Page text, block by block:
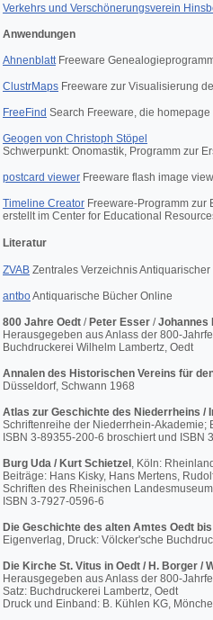
Verkehrs und Verschönerungsverein
Anwendungen
AhnenblattFreeware
ClustrMaps Freeware zur Visualisierung
FreeFind Search Freeware, die
Geogen von Christoph Stöpel
Schwerpunkt: Onomastik, Programm zur
postcard viewer Freeware flash image
Timeline Creator Freeware-Programm zur
erstellt im Center for Educational
Literatur
ZVAB Zentrales Verzeichnis Antiquarischer
antboAntiquarische Bücher Online
800 Jahre Oedt /Peter Esser /Johannes
Herausgegeben aus Anlass der 800-
Buchdruckerei Wilhelm Lambertz, Oedt
Annalen des Historischen Vereins für
Düsseldorf, Schwann 1968
Atlas zur Geschichte des Niederrheins /
Schriftenreihe der Niederrhein-Akademie;
ISBN 3-89355-200-6 broschiert und ISBN
Burg Uda / Kurt Schietzel, Köln:
Beiträge: Hans Kisky, Hans Mertens,
Schriften des Rheinischen
ISBN 3-7927-0596-6
Die Geschichte des alten Amtes Oedt
Eigenverlag, Druck: Völcker'sche
Die Kirche St. Vitus in Oedt / H. Borger /
Herausgegeben aus Anlass der 800-
Satz: Buchdruckerei Lambertz, Oedt
Druck und Einband: B. Kühlen KG,